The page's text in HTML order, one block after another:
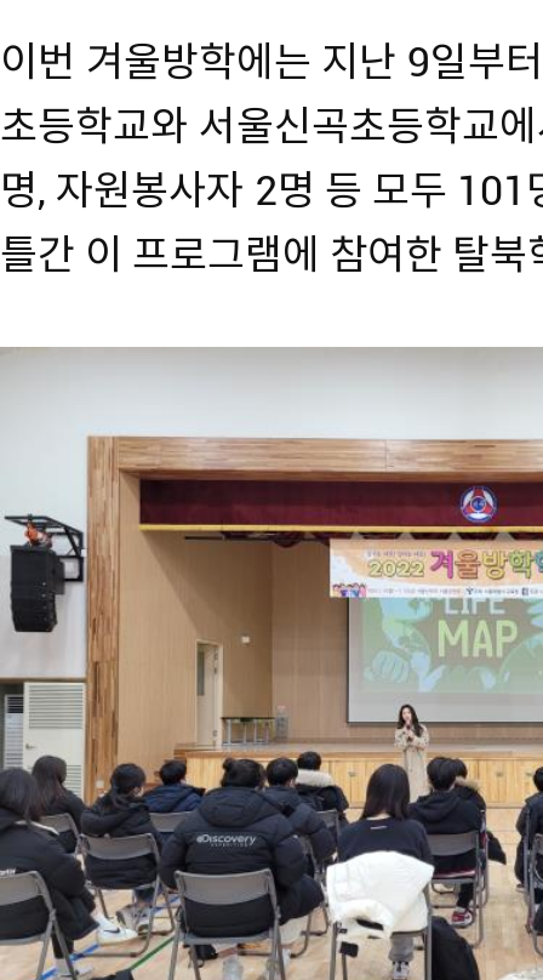
이번 겨울방학에는 지난 9일부
초등학교와 서울신곡초등학교
명, 자원봉사자 2명 등 모두
틀간 이 프로그램에 참여한 탈